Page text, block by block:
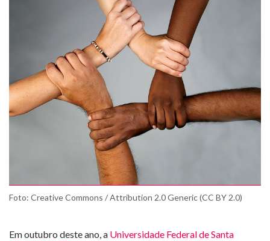
Foto: Creative Commons / Attribution 2.0 Generic (CC BY 2.0)
Em outubro deste ano, a Universidade Federal de Santa